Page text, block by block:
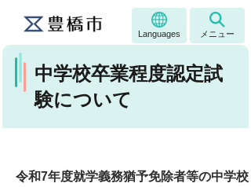
Languages メニュー
中学校卒業程度認定試
験について
令和7年度就学義務猶予免除者等の中学校